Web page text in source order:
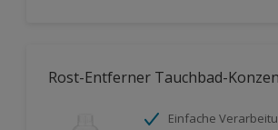
Rost-Entferner Tauchbad-
Einfache